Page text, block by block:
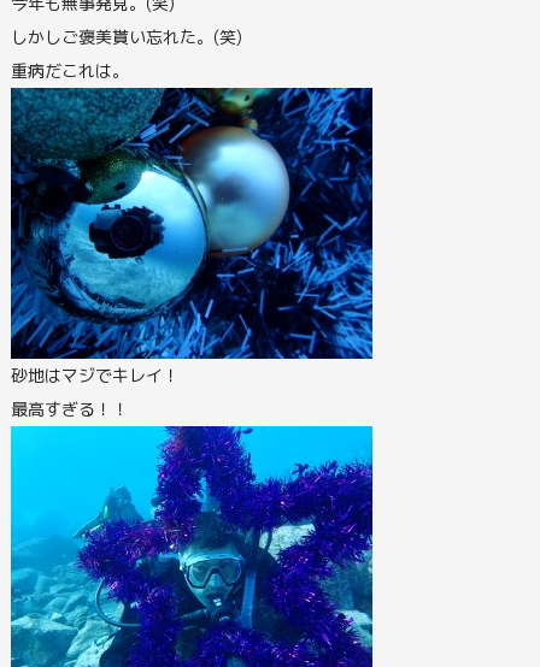
しかしご褒美貰い忘れた。(笑)
重病だこれは。
砂地はマジでキレイ！
最高すぎる！！